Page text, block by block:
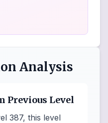
Analysis
Previous Level
387, this level